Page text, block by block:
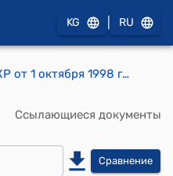
KG RU
Указ Президента КР от 1 октября 1998 года УП №289 "О дополнительных мерах по формированию благоприятной предпринимательской и инвестиционной среды в Кыргызской Республике"
Ссылающиеся документы
Сравнение